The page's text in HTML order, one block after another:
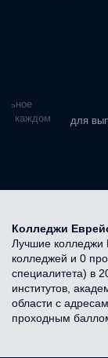
в каждом
для
Колледжи
Лучшие колледжи
колледжей и 0
специалитета) в
институтов,
области с
проходным